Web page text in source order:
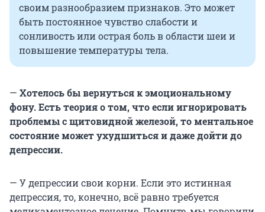
своим разнообразием признаков. Это может
быть постоянное чувство слабости и
сонливость или острая боль в области шеи и
повышение температуры тела.
— Хотелось бы вернуться к эмоциональному
фону. Есть теория о том, что если игнорировать
проблемы с щитовидной железой, то ментальное
состояние может ухудшиться и даже дойти до
депрессии.
— У депрессии свои корни. Если это истинная
депрессия, то, конечно, всё равно требуется